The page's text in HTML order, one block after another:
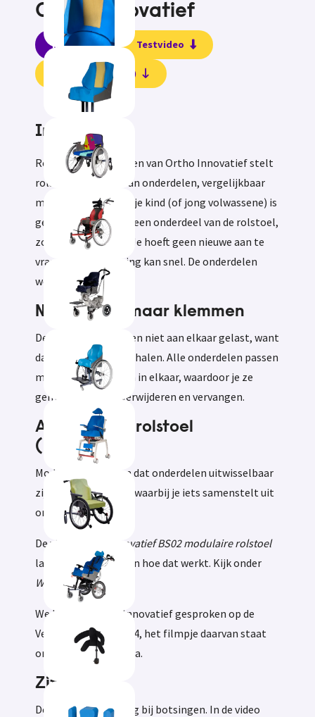
Ortho Innovatief
Informatie Testvideo
Beoordelingen (0)
Informatie
Rolstoelaanpassingen van Ortho Innovatief stelt
rolstoelen samen van onderdelen, vergelijkbaar
met legostenen. Als je kind (of jong volwassene) is
gegroeid, vervang je een onderdeel van de rolstoel,
zodat hij weer past. Je hoeft geen nieuwe aan te
vragen, de aanpassing kan snel. De onderdelen
worden hergebruikt.
Niet lassen, maar klemmen
De onderdelen worden niet aan elkaar gelast, want
dan kun je ze niet loshalen. Alle onderdelen passen
met een kliksysteem in elkaar, waardoor je ze
gemakkelijk kunt verwijderen en vervangen.
Aanpasbare rolstoel
(modulair)
Modulair wil zeggen dat onderdelen uitwisselbaar
zijn. Net als bij lego, waarbij je iets samenstelt uit
onderdelen.
De video
Ortho Innovatief BS02 modulaire rolstoel
laat zien wat dat is en hoe dat werkt. Kijk onder
Waar te koop.
We hebben Ortho Innovatief gesproken op de
VeineDAGEN van 2024, het filmpje daarvan staat
onderaan deze pagina.
Zitorthese
De zitorthese is veilig bij botsingen. In de video